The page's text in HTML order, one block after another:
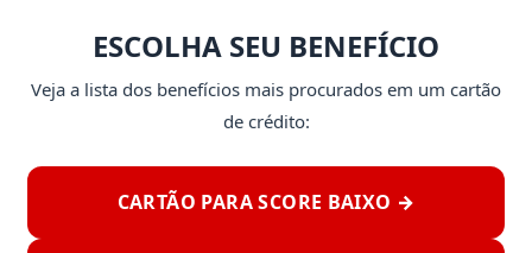
ESCOLHA SEU BENEFÍCIO
Veja a lista dos benefícios mais procurados em um cartão
de crédito:
CARTÃO PARA SCORE BAIXO →